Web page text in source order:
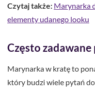
Czytaj także: Marynarka
elementy udanego looku
Często zadawane
Marynarka w kratę to
który budzi wiele pytań